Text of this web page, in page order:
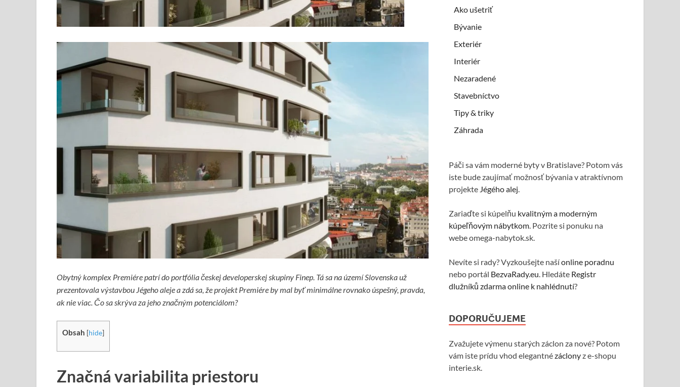
Obytný komplex Premiére patrí do portfólia českej developerskej skupiny Finep. Tá sa na území Slovenska už
prezentovala výstavbou Jégeho aleje a zdá sa, že projekt Premiére by mal byť minimálne rovnako úspešný, pravda,
ak nie viac. Čo sa skrýva za jeho značným potenciálom?
Obsah [hide]
Značná variabilita priestoru
Ako ušetriť
Bývanie
Exteriér
Interiér
Nezaradené
Stavebníctvo
Tipy & triky
Záhrada
Páči sa vám moderné byty v Bratislave? Potom vás
iste bude zaujímať možnosť bývania v atraktívnom
projekte Jégého alej.
Zariaďte si kúpelňu kvalitným a moderným
kúpeľňovým nábytkom. Pozrite si ponuku na
webe omega-nabytok.sk.
Nevíte si rady? Vyzkoušejte našíonline poradnu
nebo portál BezvaRady.eu. Hledáte Registr
dlužníků zdarma online k nahlédnutí?
DOPORUČUJEME
Zvažujete výmenu starých záclon za nové? Potom
vám iste prídu vhod elegantnézáclonyz e-shopu
interie.sk.